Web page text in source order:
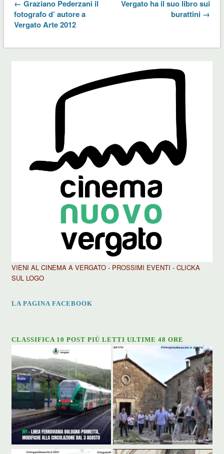
← Graziano Pederzani il
fotografo d’ autore a
Vergato Arte 2012
Vergato ha il suo libro sui
burattini →
VIENI AL CINEMA A VERGATO - PROSSIMI EVENTI - CLICKA
SUL LOGO
LA PAGINA FACEBOOK
CLASSIFICA 10 POST PIÙ LETTI ULTIME 48 ORE